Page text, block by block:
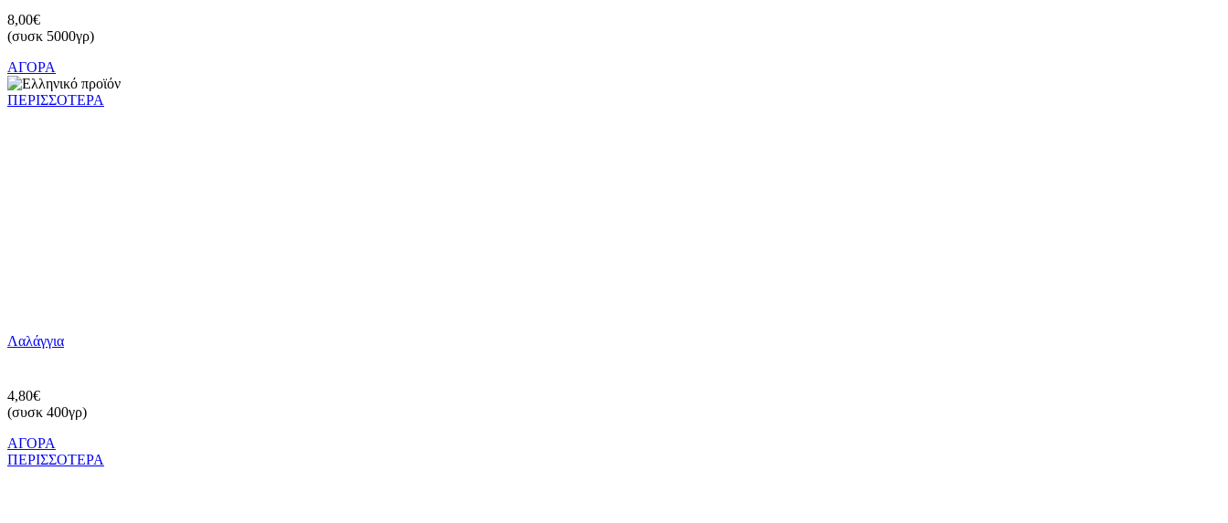
8,00€
(συσκ 5000γρ)
ΑΓΟΡΑ
ΠΕΡΙΣΣΟΤΕΡΑ
Λαλάγγια
4,80€
(συσκ 400γρ)
ΑΓΟΡΑ
ΠΕΡΙΣΣΟΤΕΡΑ